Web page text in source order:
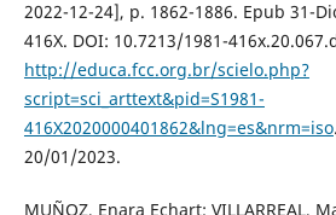
2022-12-24], p. 1862-1886. Epub 31-
416X. DOI: 10.7213/1981-
http://educa.fcc.org.br/scielo.php?
script=sci_arttext&pid=S1981-
416X2020000401862&lng=es&nrm=iso
20/01/2023.
MUÑOZ, Enara Echart; VILLARREAL,